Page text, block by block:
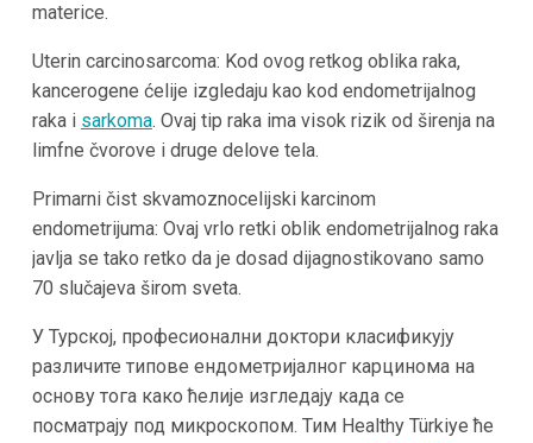
materice.
Uterin carcinosarcoma: Kod ovog retkog oblika raka,
kancerogene ćelije izgledaju kao kod endometrijalnog
raka i sarkoma. Ovaj tip raka ima visok rizik od širenja na
limfne čvorove i druge delove tela.
Primarni čist skvamoznocelijski karcinom
endometrijuma: Ovaj vrlo retki oblik endometrijalnog raka
javlja se tako retko da je dosad dijagnostikovano samo
70 slučajeva širom sveta.
У Турској, професионални доктори класификују
различите типове ендометријалног карцинома на
основу тога како ћелије изгледају када се
посматрају под микроскопом. Тим Healthy Türkiye ће